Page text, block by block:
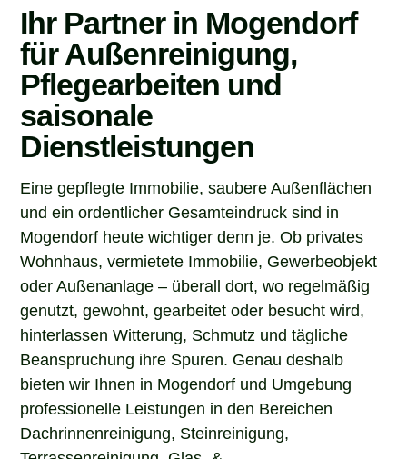
Ihr Partner in Mogendorf
für Außenreinigung,
Pflegearbeiten und
saisonale
Dienstleistungen
Eine gepflegte Immobilie, saubere Außenflächen
und ein ordentlicher Gesamteindruck sind in
Mogendorf heute wichtiger denn je. Ob privates
Wohnhaus, vermietete Immobilie, Gewerbeobjekt
oder Außenanlage – überall dort, wo regelmäßig
genutzt, gewohnt, gearbeitet oder besucht wird,
hinterlassen Witterung, Schmutz und tägliche
Beanspruchung ihre Spuren. Genau deshalb
bieten wir Ihnen in Mogendorf und Umgebung
professionelle Leistungen in den Bereichen
Dachrinnenreinigung, Steinreinigung,
Terrassenreinigung, Glas- &